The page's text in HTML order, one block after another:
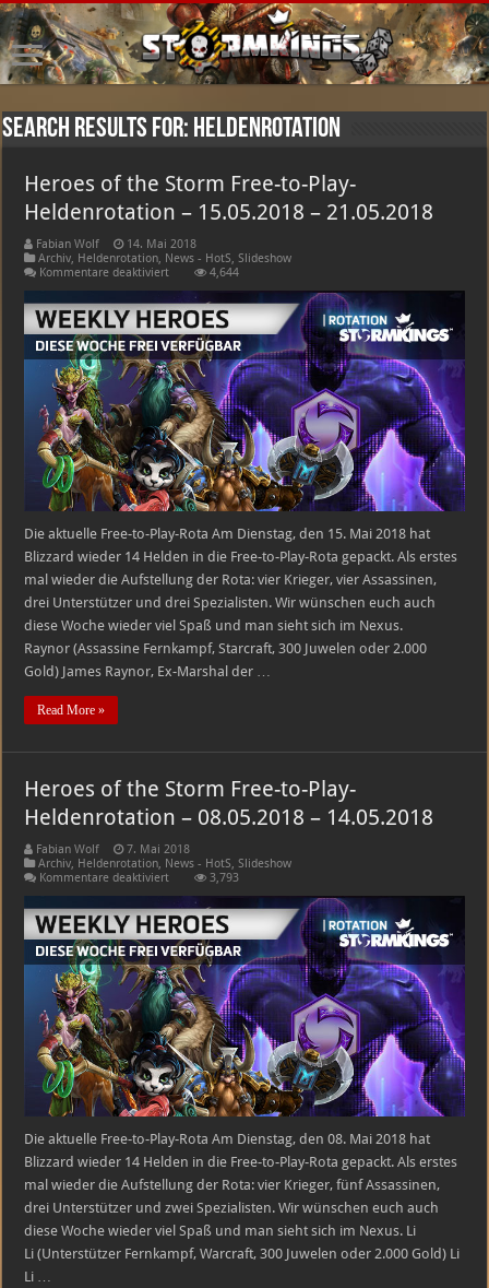
Search Results for: heldenrotation
Heroes of the Storm Free-to-Play-
Heldenrotation – 15.05.2018 – 21.05.2018
Fabian Wolf
14. Mai 2018
Archiv, Heldenrotation, News - HotS,Slideshow
Kommentare deaktiviertfür
of
the
Storm
Free-
to-
Play-
Heldenrotation
–
15.05.2018
–
21.05.2018
4,644
Die aktuelle Free-to-Play-Rota Am Dienstag, den 15. Mai 2018 hat
Blizzard wieder 14 Helden in die Free-to-Play-Rota gepackt. Als erstes
mal wieder die Aufstellung der Rota: vier Krieger, vier Assassinen,
drei Unterstützer und drei Spezialisten. Wir wünschen euch auch
diese Woche wieder viel Spaß und man sieht sich im Nexus.
Raynor (Assassine Fernkampf, Starcraft, 300 Juwelen oder 2.000
Gold) James Raynor, Ex-Marshal der …
Read More »
Heroes of the Storm Free-to-Play-
Heldenrotation – 08.05.2018 – 14.05.2018
Fabian Wolf
7. Mai 2018
Archiv, Heldenrotation, News - HotS,Slideshow
Kommentare deaktiviertfür
of
the
Storm
Free-
to-
Play-
Heldenrotation
–
08.05.2018
–
14.05.2018
3,793
Die aktuelle Free-to-Play-Rota Am Dienstag, den 08. Mai 2018 hat
Blizzard wieder 14 Helden in die Free-to-Play-Rota gepackt. Als erstes
mal wieder die Aufstellung der Rota: vier Krieger, fünf Assassinen,
drei Unterstützer und zwei Spezialisten. Wir wünschen euch auch
diese Woche wieder viel Spaß und man sieht sich im Nexus. Li
Li (Unterstützer Fernkampf, Warcraft, 300 Juwelen oder 2.000 Gold) Li
Li …